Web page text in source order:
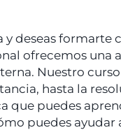
deseas formarte
ofrecemos una
Nuestro curso
hasta la
que puedes
puedes ayudar